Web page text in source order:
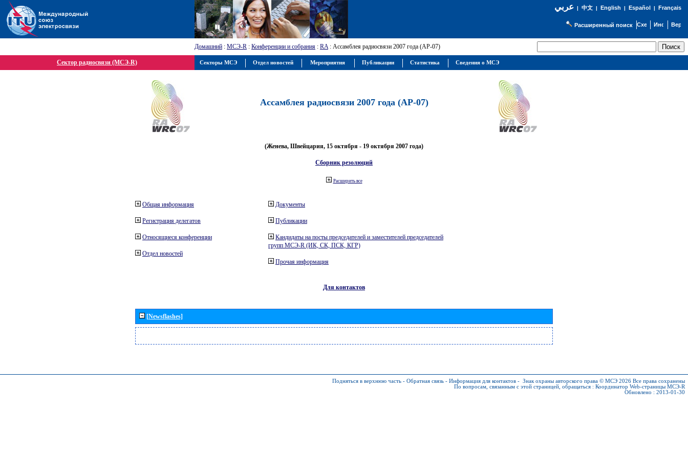
عربي| 中文| English | Español | Français
Расширенный поиск
Домашний : МСЭ-R : Конференции и собрания : RA: Ассамблея радиосвязи 2007 года (АР-07)
Сектор радиосвязи (МСЭ-R)
Ассамблея радиосвязи 2007 года (АР-07)
(Женева, Швейцария, 15 октября - 19 октября 2007 года)
Сборник резолюций
Расширить все
Общая информация
Регистрация делегатов
Относящиеся конференции
Отдел новостей
Документы
Публикации
Кандидаты на посты председателей и заместителей председателей
групп МСЭ-R (ИК, СК, ПСК, КГР)
Прочая информация
Для контактов
[Newsflashes]
Подняться в верхнюю часть - Обратная связь - Информация для контактов - Знак охраны авторского права © МСЭ 2026 Все права сохранены
По вопросам, связанным с этой страницей, обращаться : Координатор Web-страницы МСЭ-R
Обновлено : 2013-01-30
Секторы МСЭ Отдел новостей Мероприятия Публикации Статистика Сведения о МСЭ